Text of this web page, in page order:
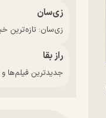
زی‌سان
زی‌سان: تازه‌ترین
راز بقا
جدیدترین فیلم‌ها